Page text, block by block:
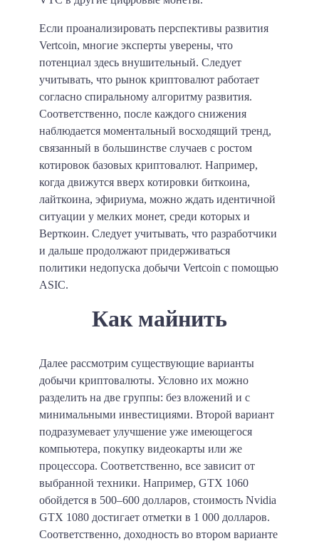
Если проанализировать перспективы развития
Vertcoin, многие эксперты уверены, что
потенциал здесь внушительный. Следует
учитывать, что рынок криптовалют работает
согласно спиральному алгоритму развития.
Соответственно, после каждого снижения
наблюдается моментальный восходящий тренд,
связанный в большинстве случаев с ростом
котировок базовых криптовалют. Например,
когда движутся вверх котировки биткоина,
лайткоина, эфириума, можно ждать идентичной
ситуации у мелких монет, среди которых и
Верткоин. Следует учитывать, что разработчики
и дальше продолжают придерживаться
политики недопуска добычи Vertcoin с помощью
ASIC.
Как майнить
Далее рассмотрим существующие варианты
добычи криптовалюты. Условно их можно
разделить на две группы: без вложений и с
минимальными инвестициями. Второй вариант
подразумевает улучшение уже имеющегося
компьютера, покупку видеокарты или же
процессора. Соответственно, все зависит от
выбранной техники. Например, GTX 1060
обойдется в 500–600 долларов, стоимость Nvidia
GTX 1080 достигает отметки в 1 000 долларов.
Соответственно, доходность во втором варианте